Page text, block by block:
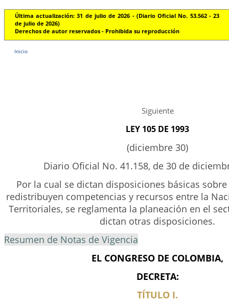
Última actualización: 31 de julio de 2026 - (Diario Oficial No. 53.562 - 23
de julio de 2026)
Derechos de autor reservados - Prohibida su reproducción
Inicio
Siguiente
LEY 105 DE 1993
(diciembre 30)
Diario Oficial No. 41.158, de 30 de
Por la cual se dictan disposiciones básicas
redistribuyen competencias y recursos entre la
Territoriales, se reglamenta la planeación en el
dictan otras disposiciones.
Resumen de Notas de Vigencia
EL CONGRESO DE COLOMBIA,
DECRETA:
TÍTULO I.